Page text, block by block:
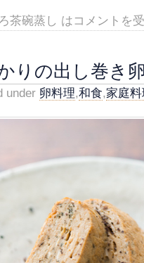
茶碗蒸し はコメントを
りの出し巻き
under 卵料理,和食,家庭